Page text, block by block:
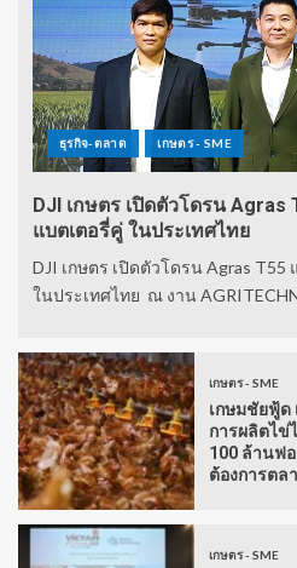
ธุรกิจ-ตลาด เกษตร - SME
DJI เกษตร เปิดตัวโดรน Agras
แบตเตอรี่คู่ ในประเทศไทย
DJI เกษตร เปิดตัวโดรน Agras
ในประเทศไทย ณ งาน
เกษตร - SME
เกษมชัยฟู้ด
การผลิตไข่
100 ล้านฟ
ต้องการตล
เกษตร - SME